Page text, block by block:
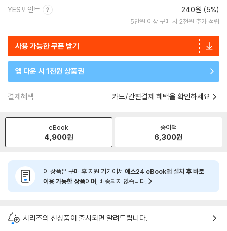
YES포인트 240원 (5%)
5만원 이상 구매 시 2천원 추가 적립
사용 가능한 쿠폰 받기
앱 다운 시 1천원 상품권
결제혜택 카드/간편결제 혜택을 확인하세요
eBook
4,900원
종이책
6,300원
이 상품은 구매 후 지원 기기에서 예스24 eBook앱 설치 후 바로
이용 가능한 상품이며, 배송되지 않습니다.
시리즈의 신상품이 출시되면 알려드립니다.